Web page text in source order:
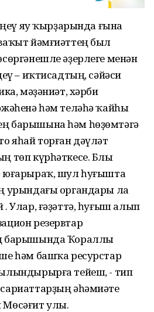
яу ҡырҙарында ғына
йәмғиәттең был
әҙерлеге менән
– иҡтисадтың, сәйәси
мәҙәниәт, хәрби
һәм теләһә ҡайһы
барышына һәм һөҙөмтәгә
яһай торған дәүләт
төп күрһәткесе. Блы
юғарыраҡ, шул һуғышта
урындағы органдары ла
Улар, ғәҙәттә, һуғыш алып
резервтар
барышында Ҡораллы
һәм башҡа ресурстар
тейеш, - тип
әһәмиәте
улы.